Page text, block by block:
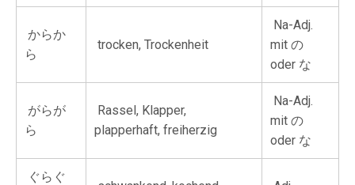
からか
ら
trocken, Trockenheit
Na-Adj.
mit の
oder な
がらが
ら
Rassel, Klapper,
plapperhaft, freiherzig
Na-Adj.
mit の
oder な
ぐらぐ